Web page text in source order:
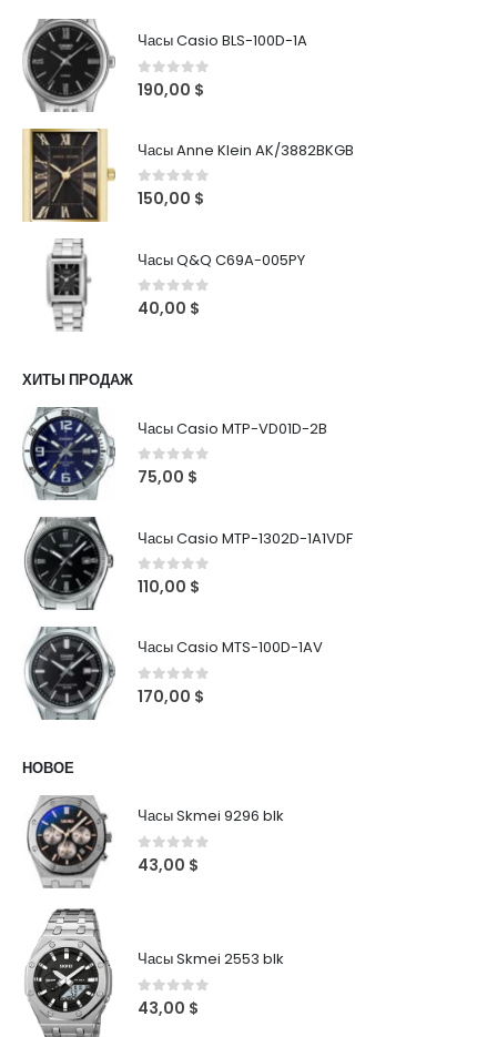
Часы Casio BLS-100D-1A
0out of 5
190,00 $
Часы Anne Klein AK/3882BKGB
0out of 5
150,00 $
Часы Q&Q C69A-005PY
0 out of 5
40,00 $
ХИТЫ ПРОДАЖ
Часы Casio MTP-VD01D-2B
0out of 5
75,00 $
Часы Casio MTP-1302D-1A1VDF
0out of 5
110,00 $
Часы Casio MTS-100D-1AV
0out of 5
170,00 $
НОВОЕ
Часы Skmei 9296 blk
0 out of 5
43,00 $
Часы Skmei 2553 blk
0 out of 5
43,00 $